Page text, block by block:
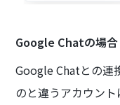
Google Chatの場合
Google Chatとの連
のと違うアカウン